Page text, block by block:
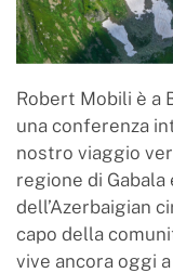
Robert Mobili è a
una conferenza
nostro viaggio
regione di
dell’Azerbaigian
capo della
vive ancora oggi